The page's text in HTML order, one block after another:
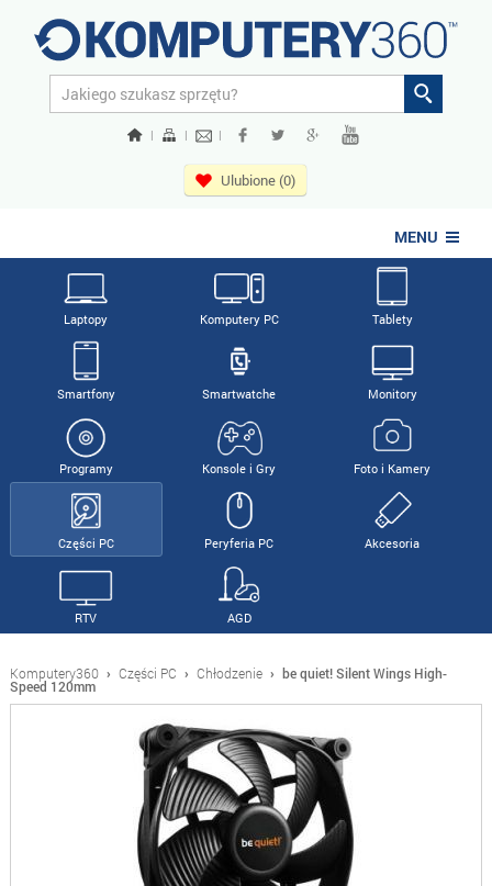
| | |
Ulubione (0)
MENU
Laptopy Komputery PC Tablety
Smartfony Smartwatche Monitory
Programy Konsole i Gry Foto i Kamery
Części PC Peryferia PC Akcesoria
RTV AGD
Komputery360 › Części PC › Chłodzenie › be quiet! Silent Wings High-
Speed 120mm